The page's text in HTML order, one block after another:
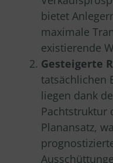
bietet
maximale
existierende
Gesteigerte
tatsächlichen
liegen dank
Pachtstruktur
Planansatz,